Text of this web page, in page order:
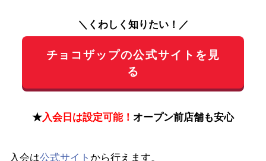
＼くわしく知りたい！／
チョコザップの公式サイトを見
る
★入会日は設定可能！ オープン前店舗も安心
入会は公式サイト から行えます。